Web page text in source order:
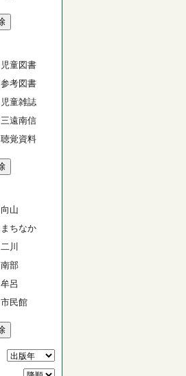
児童図書
参考図書
児童雑誌
三遠南信
聴覚資料
向山
まちなか
二川
南部
牟呂
市民館